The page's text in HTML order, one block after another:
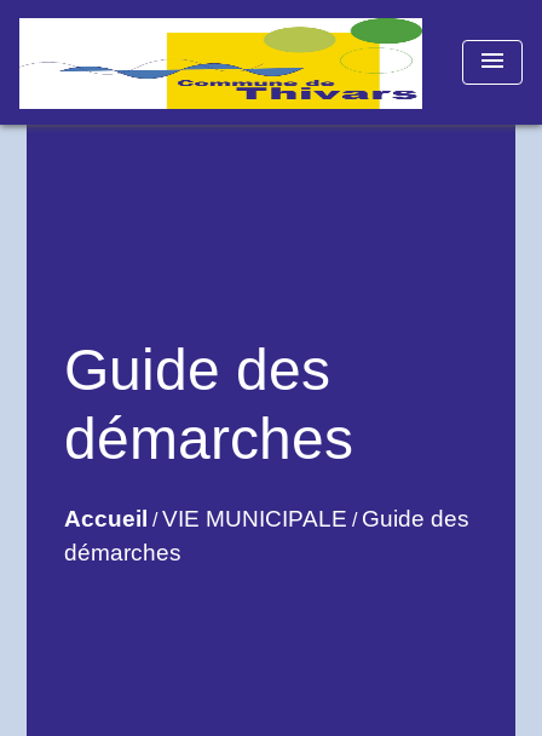
menu
Guide des
démarches
Accueil /VIE MUNICIPALE / Guide des
démarches